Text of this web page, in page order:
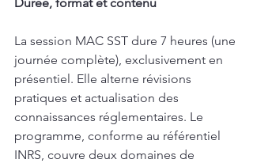
La session MAC SST dure 7 heures (une
journée complète), exclusivement en
présentiel. Elle alterne révisions
pratiques et actualisation des
connaissances réglementaires. Le
programme, conforme au référentiel
INRS, couvre deux domaines de